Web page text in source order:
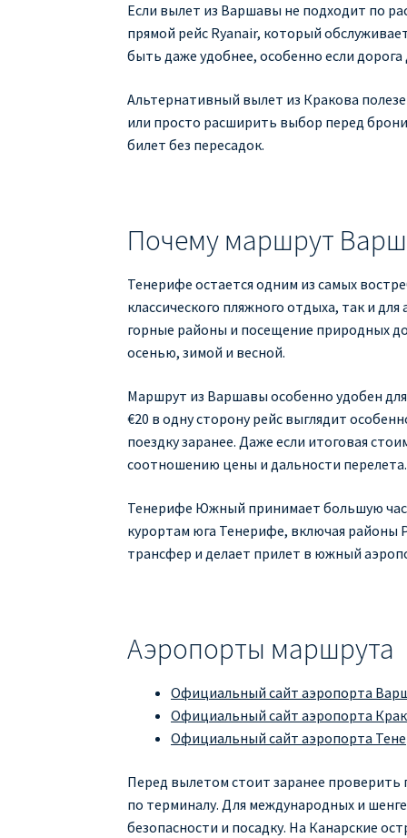
Если вылет из Варшавы не подходит по
прямой рейс Ryanair, который
быть даже удобнее, особенно если
Альтернативный вылет из Кракова
или просто расширить выбор перед
билет без пересадок.
Почему маршрут
Тенерифе остается одним из самых
классического пляжного отдыха, так и
горные районы и посещение природных
осенью, зимой и весной.
Маршрут из Варшавы особенно удобен
€20 в одну сторону рейс выглядит
поездку заранее. Даже если итоговая
соотношению цены и дальности перелета.
Тенерифе Южный принимает большую
курортам юга Тенерифе, включая районы
трансфер и делает прилет в южный
Аэропорты маршрута
Официальный сайт аэропорта
Официальный сайт аэропорта
Официальный сайт аэропорта
Перед вылетом стоит заранее
по терминалу. Для международных и
безопасности и посадку. На Канарские